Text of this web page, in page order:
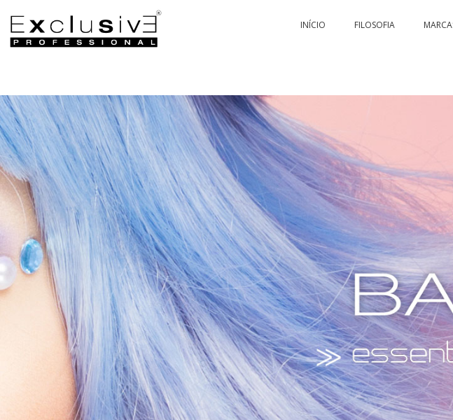
INÍCIO FILOSOFIA
PASSION & COLOR HI-TECH
PASSIONEX